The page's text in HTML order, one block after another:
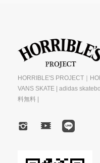
HORRIBLE'S PROJECT｜
VANS SKATE | adidas
料無料 |